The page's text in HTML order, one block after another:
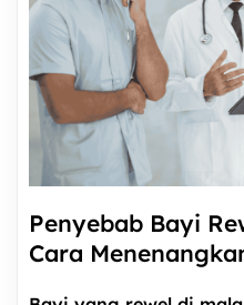
Penyebab Bayi
Cara